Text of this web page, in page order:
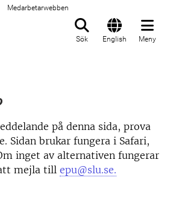
Medarbetarwebben
Sök English Meny
på denna sida, prova
Sidan brukar fungera i Safari,
inget av alternativen fungerar
mejla till epu@slu.se.